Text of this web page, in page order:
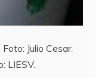
Julio Cesar.
LIESV.